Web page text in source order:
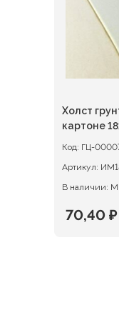
Холст
картоне
Код: ГЦ-
Артикул:
В наличии:
70,40 ₽
Текущая